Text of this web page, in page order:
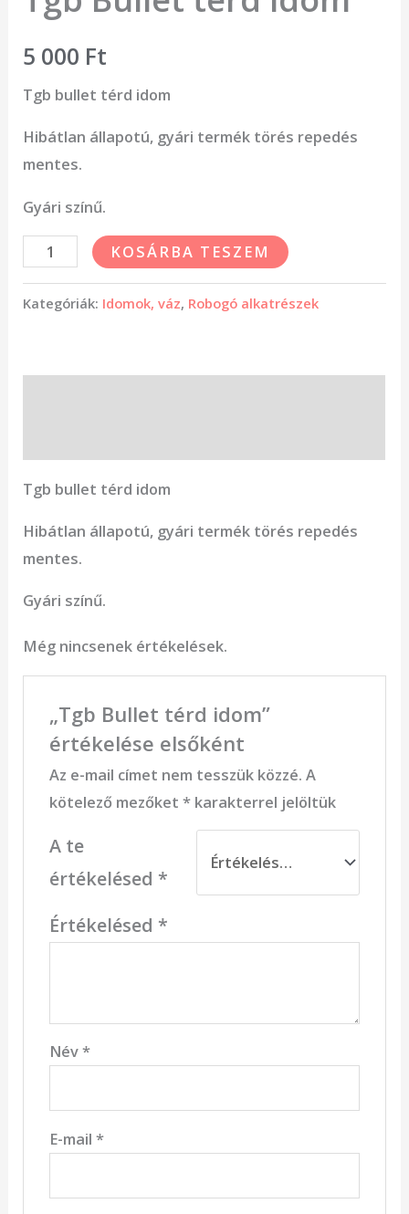
5 000 Ft
Tgb bullet térd idom
Hibátlan állapotú, gyári termék törés repedés
mentes.
Gyári színű.
KOSÁRBA TESZEM
Kategóriák: Idomok, váz, Robogó alkatrészek
Tgb bullet térd idom
Hibátlan állapotú, gyári termék törés repedés
mentes.
Gyári színű.
Még nincsenek értékelések.
„Tgb Bullet térd idom”
értékelése elsőként
Az e-mail címet nem tesszük közzé. A
kötelező mezőket *karakterrel jelöltük
A te
értékelésed *
Értékelésed *
Név*
E-mail *